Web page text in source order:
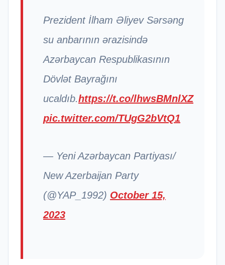
Prezident İlham Əliyev Sərsəng
su anbarının ərazisində
Azərbaycan Respublikasının
Dövlət Bayrağını
ucaldıb.https://t.co/lhwsBMnlXZ
pic.twitter.com/TUgG2bVtQ1
— Yeni Azərbaycan Partiyası/
New Azerbaijan Party
(@YAP_1992) October 15,
2023